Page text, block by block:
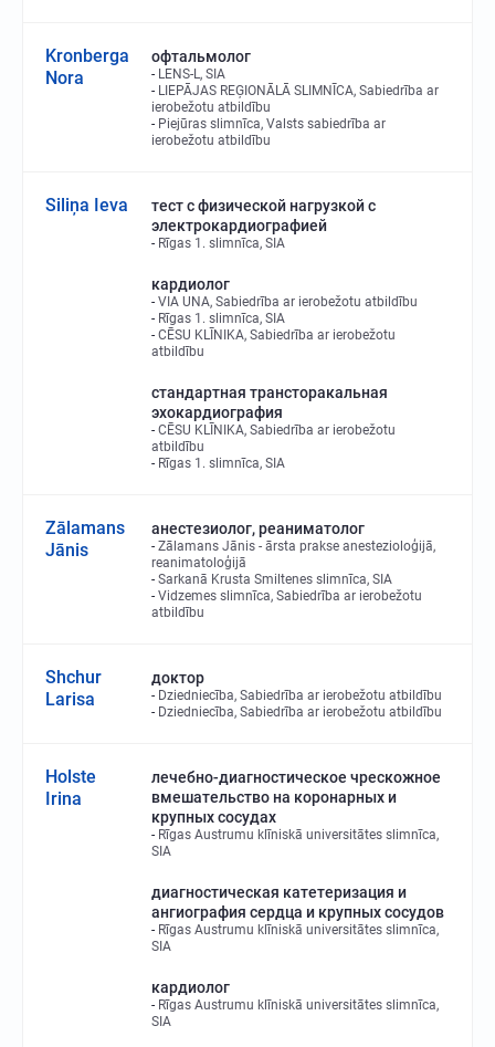
Kronberga
Nora
офтальмолог
LENS-L, SIA
LIEPĀJAS REĢIONĀLĀ SLIMNĪCA, Sabiedrība ar
ierobežotu atbildību
Piejūras slimnīca, Valsts sabiedrība ar
ierobežotu atbildību
Siliņa Ieva
тест с физической нагрузкой с
электрокардиографией
Rīgas 1. slimnīca, SIA
кардиолог
VIA UNA, Sabiedrība ar ierobežotu atbildību
Rīgas 1. slimnīca, SIA
CĒSU KLĪNIKA, Sabiedrība ar ierobežotu
atbildību
стандартная трансторакальная
эхокардиография
CĒSU KLĪNIKA, Sabiedrība ar ierobežotu
atbildību
Rīgas 1. slimnīca, SIA
Zālamans
Jānis
анестезиолог, реаниматолог
Zālamans Jānis - ārsta prakse anestezioloģijā,
reanimatoloģijā
Sarkanā Krusta Smiltenes slimnīca, SIA
Vidzemes slimnīca, Sabiedrība ar ierobežotu
atbildību
Shchur
Larisa
доктор
Dziedniecība, Sabiedrība ar ierobežotu atbildību
Dziedniecība, Sabiedrība ar ierobežotu atbildību
Holste
Irina
лечебно-диагностическое чрескожное
вмешательство на коронарных и
крупных сосудах
Rīgas Austrumu klīniskā universitātes slimnīca,
SIA
диагностическая катетеризация и
ангиография сердца и крупных сосудов
Rīgas Austrumu klīniskā universitātes slimnīca,
SIA
кардиолог
Rīgas Austrumu klīniskā universitātes slimnīca,
SIA